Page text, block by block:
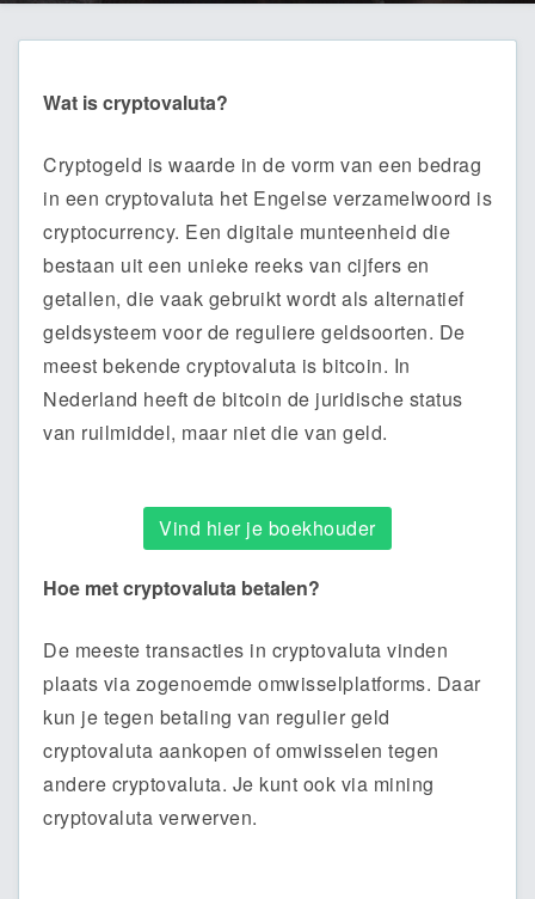
Wat is cryptovaluta?
Cryptogeld is waarde in de vorm van een bedrag
in een cryptovaluta het Engelse verzamelwoord is
cryptocurrency. Een digitale munteenheid die
bestaan uit een unieke reeks van cijfers en
getallen, die vaak gebruikt wordt als alternatief
geldsysteem voor de reguliere geldsoorten. De
meest bekende cryptovaluta is bitcoin. In
Nederland heeft de bitcoin de juridische status
van ruilmiddel, maar niet die van geld.
Vind hier je boekhouder
Hoe met cryptovaluta betalen?
De meeste transacties in cryptovaluta vinden
plaats via zogenoemde omwisselplatforms. Daar
kun je tegen betaling van regulier geld
cryptovaluta aankopen of omwisselen tegen
andere cryptovaluta. Je kunt ook via mining
cryptovaluta verwerven.